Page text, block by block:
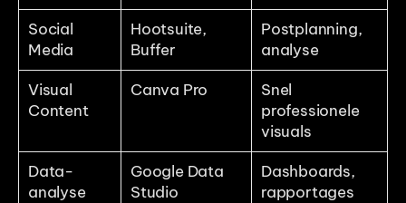
Social
Media
Hootsuite,
Buffer
Postplanning,
analyse
Visual
Content
Canva Pro
Snel
professionele
visuals
Data-
analyse
Google Data
Studio
Dashboards,
rapportages